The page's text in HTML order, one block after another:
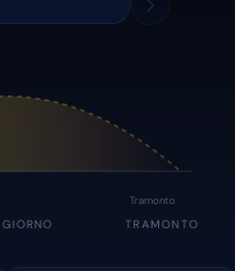
Tramonto
TRAMONTO